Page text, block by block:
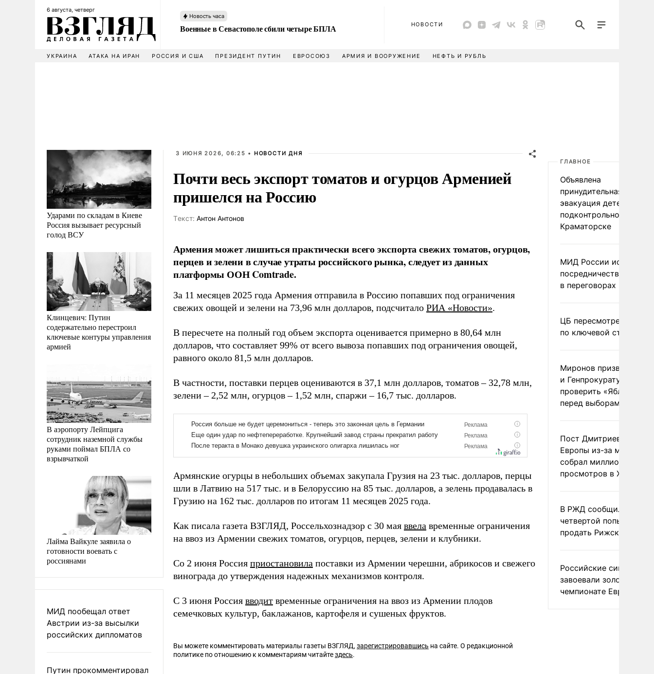
6 августа, четверг
Новость часа
Военные в Севастополе сбили четыре БПЛА НОВОСТИ
УКРАИНА АТАКА НА ИРАН РОССИЯ И США ПРЕЗИДЕНТ ПУТИН ЕВРОСОЮЗ АРМИЯ И ВООРУЖЕНИЕ НЕФТЬ И РУБЛЬ
Ударами по складам в Киеве
Россия вызывает ресурсный
голод ВСУ
Клинцевич: Путин
содержательно перестроил
ключевые контуры управления
армией
В аэропорту Лейпцига
сотрудник наземной службы
руками поймал БПЛА со
взрывчаткой
Лайма Вайкуле заявила о
готовности воевать с
россиянами
МИД пообещал ответ
Австрии из-за высылки
российских дипломатов
Путин прокомментировал
3 ИЮНЯ 2026, 06:25 • НОВОСТИ ДНЯ
Почти весь экспорт томатов и огурцов Арменией
пришелся на Россию
Tекст: Антон Антонов
Армения может лишиться практически всего экспорта свежих томатов, огурцов,
перцев и зелени в случае утраты российского рынка, следует из данных
платформы ООН Comtrade.
За 11 месяцев 2025 года Армения отправила в Россию попавших под ограничения
свежих овощей и зелени на 73,96 млн долларов, подсчитало РИА «Новости».
В пересчете на полный год объем экспорта оценивается примерно в 80,64 млн
долларов, что составляет 99% от всего вывоза попавших под ограничения овощей,
равного около 81,5 млн долларов.
В частности, поставки перцев оцениваются в 37,1 млн долларов, томатов – 32,78 млн,
зелени – 2,52 млн, огурцов – 1,52 млн, спаржи – 16,7 тыс. долларов.
Армянские огурцы в небольших объемах закупала Грузия на 23 тыс. долларов, перцы
шли в Латвию на 517 тыс. и в Белоруссию на 85 тыс. долларов, а зелень продавалась в
Грузию на 162 тыс. долларов по итогам 11 месяцев 2025 года.
Как писала газета ВЗГЛЯД, Россельхознадзор с 30 мая ввела временные ограничения
на ввоз из Армении свежих томатов, огурцов, перцев, зелени и клубники.
Со 2 июня Россия приостановила поставки из Армении черешни, абрикосов и свежего
винограда до утверждения надежных механизмов контроля.
С 3 июня Россия вводит временные ограничения на ввоз из Армении плодов
семечковых культур, баклажанов, картофеля и сушеных фруктов.
Вы можете комментировать материалы газеты ВЗГЛЯД, зарегистрировавшись на сайте. О редакционной
политике по отношению к комментариям читайтездесь.
ГЛАВНОЕ
Объявлена
принудительная
эвакуация детей в
подконтрольном Киеву
Краматорске
МИД России исключил
посредничество
в переговорах по
ЦБ пересмотрел
по ключевой ставке
Миронов призвал
и Генпрокуратуру
проверить «Яблоко»
перед выборами
Пост Дмитриева о
Европы из-за
собрал миллион
просмотров в X
В РЖД сообщили о
четвертой попытке
продать Рижский
Российские
завоевали золото на
чемпионате Европы